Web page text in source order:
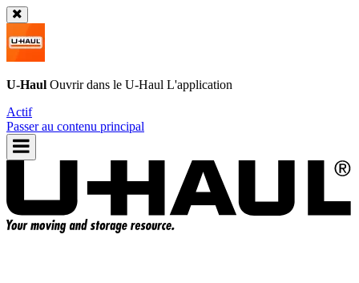
U-Haul Ouvrir dans le U-Haul L'application
Actif
Passer au contenu principal